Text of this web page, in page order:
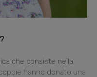
che consiste nella
hanno donato una